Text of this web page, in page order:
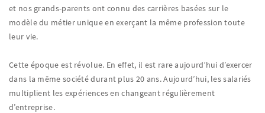
et nos grands-parents ont connu des carrières basées sur le
modèle du métier unique en exerçant la même profession toute
leur vie.
Cette époque est révolue. En effet, il est rare aujourd’hui d’exercer
dans la même société durant plus 20 ans. Aujourd’hui, les salariés
multiplient les expériences en changeant régulièrement
d’entreprise.